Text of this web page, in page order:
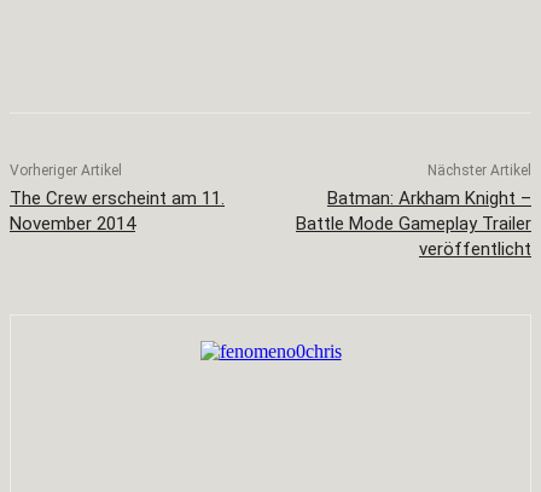
Vorheriger Artikel
The Crew erscheint am 11.
November 2014
Nächster Artikel
Batman: Arkham Knight –
Battle Mode Gameplay Trailer
veröffentlicht